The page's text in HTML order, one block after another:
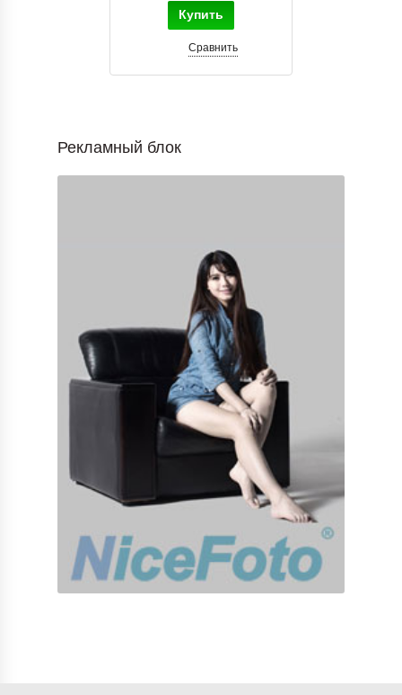
Купить
Сравнить
Рекламный блок